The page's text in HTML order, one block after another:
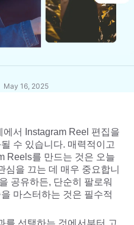
May 16, 2025
서 Instagram Reel 편집을
수 있습니다. 매력적이고
Reels를 만드는 것은 오늘
심을 끄는 데 매우 중요합니
공유하든, 단순히 팔로워
마스터하는 것은 필수적
를 선택하는 것에서부터 고